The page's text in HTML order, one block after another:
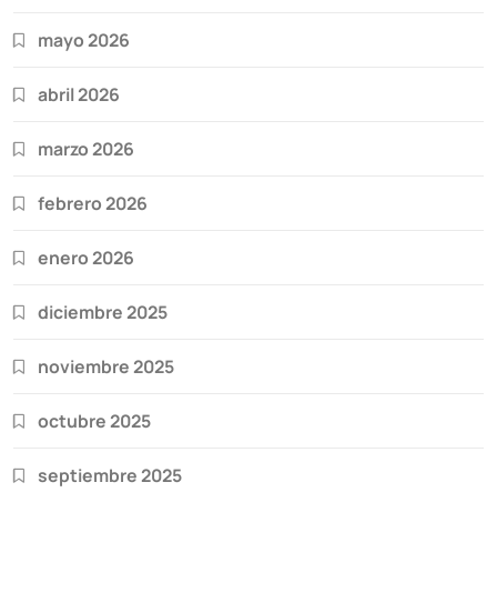
mayo 2026
abril 2026
marzo 2026
febrero 2026
enero 2026
diciembre 2025
noviembre 2025
octubre 2025
septiembre 2025